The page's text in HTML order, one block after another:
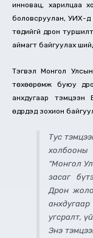
инновац, харилцаа
боловсруулан, УИХ-д
төдийгүй дрон
аймагт байгуулах
Тэгвэл Монгол
төхөөрөмж буюу
анхдугаар тэмцээн
өдрүүдэд зохион
Тус
холбооны
“Монгол
засаг
Дрон
угсралт,
Энэ